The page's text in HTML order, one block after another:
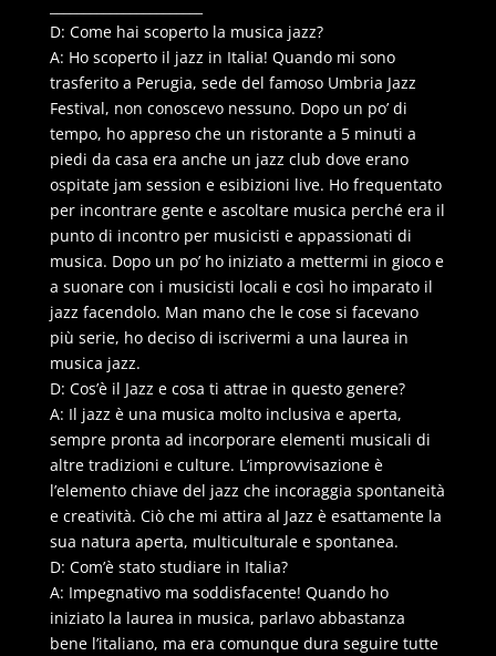
D: Come hai scoperto la musica jazz?
A: Ho scoperto il jazz in Italia! Quando mi sono
trasferito a Perugia, sede del famoso Umbria Jazz
Festival, non conoscevo nessuno. Dopo un po’ di
tempo, ho appreso che un ristorante a 5 minuti a
piedi da casa era anche un jazz club dove erano
ospitate jam session e esibizioni live. Ho frequentato
per incontrare gente e ascoltare musica perché era il
punto di incontro per musicisti e appassionati di
musica. Dopo un po’ ho iniziato a mettermi in gioco e
a suonare con i musicisti locali e così ho imparato il
jazz facendolo. Man mano che le cose si facevano
più serie, ho deciso di iscrivermi a una laurea in
musica jazz.
D: Cos’è il Jazz e cosa ti attrae in questo genere?
A: Il jazz è una musica molto inclusiva e aperta,
sempre pronta ad incorporare elementi musicali di
altre tradizioni e culture. L’improvvisazione è
l’elemento chiave del jazz che incoraggia spontaneità
e creatività. Ciò che mi attira al Jazz è esattamente la
sua natura aperta, multiculturale e spontanea.
D: Com’è stato studiare in Italia?
A: Impegnativo ma soddisfacente! Quando ho
iniziato la laurea in musica, parlavo abbastanza
bene l’italiano, ma era comunque dura seguire tutte